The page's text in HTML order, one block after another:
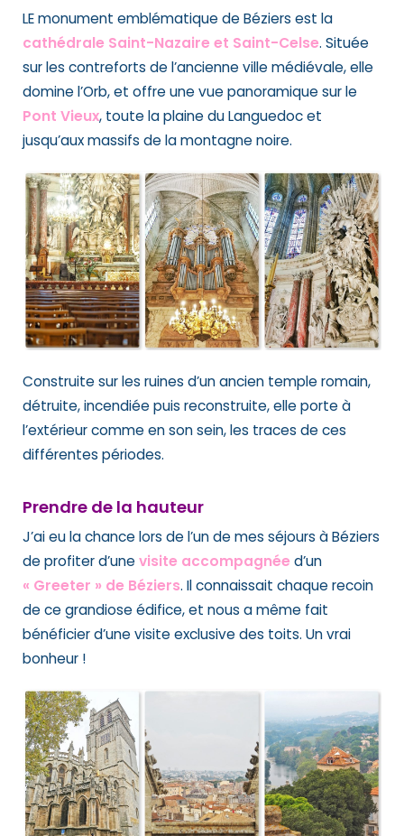
LE monument emblématique de Béziers est la
cathédrale Saint-Nazaire et Saint-Celse. Située
sur les contreforts de l’ancienne ville médiévale, elle
domine l’Orb, et offre une vue panoramique sur le
Pont Vieux, toute la plaine du Languedoc et
jusqu’aux massifs de la montagne noire.
Construite sur les ruines d’un ancien temple romain,
détruite, incendiée puis reconstruite, elle porte à
l’extérieur comme en son sein, les traces de ces
différentes périodes.
Prendre de la hauteur
J’ai eu la chance lors de l’un de mes séjours à Béziers
de profiter d’unevisite accompagnée d’un
« Greeter » de Béziers. Il connaissait chaque recoin
de ce grandiose édifice, et nous a même fait
bénéficier d’une visite exclusive des toits. Un vrai
bonheur !